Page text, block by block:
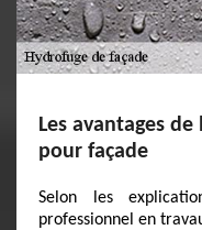
Les avantages
pour façade
Selon les
professionnel en